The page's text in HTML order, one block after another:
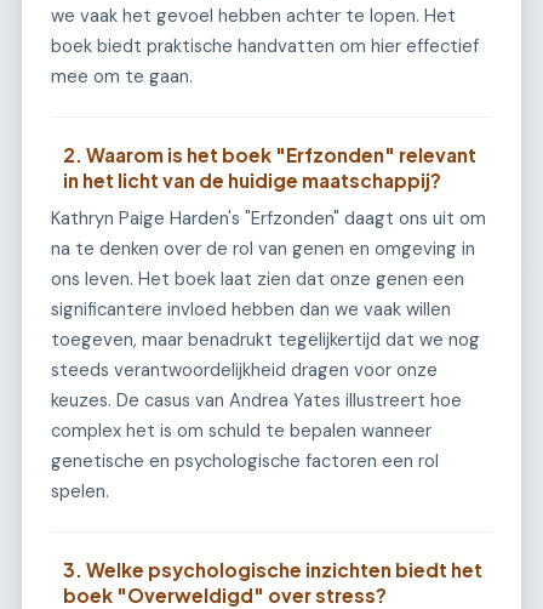
we vaak het gevoel hebben achter te lopen. Het
boek biedt praktische handvatten om hier effectief
mee om te gaan.
2. Waarom is het boek "Erfzonden" relevant
in het licht van de huidige maatschappij?
Kathryn Paige Harden's "Erfzonden" daagt ons uit om
na te denken over de rol van genen en omgeving in
ons leven. Het boek laat zien dat onze genen een
significantere invloed hebben dan we vaak willen
toegeven, maar benadrukt tegelijkertijd dat we nog
steeds verantwoordelijkheid dragen voor onze
keuzes. De casus van Andrea Yates illustreert hoe
complex het is om schuld te bepalen wanneer
genetische en psychologische factoren een rol
spelen.
3. Welke psychologische inzichten biedt het
boek "Overweldigd" over stress?